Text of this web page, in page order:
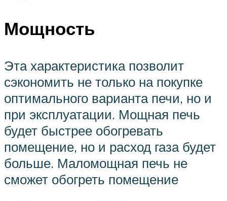
Мощность
Эта характеристика позволит
сэкономить не только на покупке
оптимального варианта печи, но и
при эксплуатации. Мощная печь
будет быстрее обогревать
помещение, но и расход газа будет
больше. Маломощная печь не
сможет обогреть помещение